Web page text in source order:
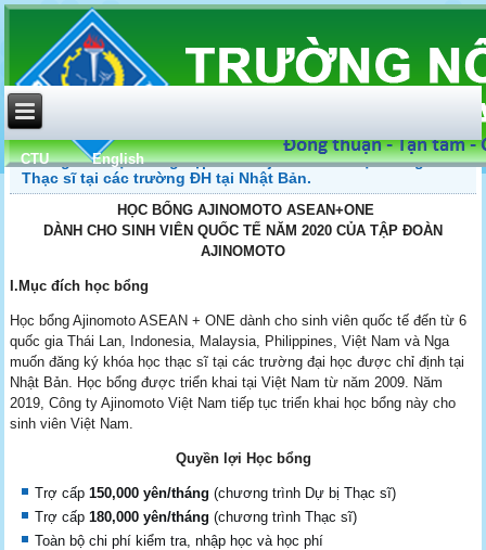
CTU English
Thông báo học bổng Tập đoàn Ajinomoto – Học bổng
Thạc sĩ tại các trường ĐH tại Nhật Bản.
HỌC BỔNG AJINOMOTO ASEAN+ONE
DÀNH CHO SINH VIÊN QUỐC TẾ NĂM 2020 CỦA TẬP ĐOÀN
AJINOMOTO
I.Mục đích học bổng
Học bổng Ajinomoto ASEAN + ONE dành cho sinh viên quốc tế đến từ 6
quốc gia Thái Lan, Indonesia, Malaysia, Philippines, Việt Nam và Nga
muốn đăng ký khóa học thạc sĩ tại các trường đại học được chỉ định tại
Nhật Bản. Học bổng được triển khai tại Việt Nam từ năm 2009. Năm
2019, Công ty Ajinomoto Việt Nam tiếp tục triển khai học bổng này cho
sinh viên Việt Nam.
Quyền lợi Học bổng
Trợ cấp150,000 yên/tháng(chương trình Dự bị Thạc sĩ)
Trợ cấp180,000 yên/tháng(chương trình Thạc sĩ)
Toàn bộ chi phí kiểm tra, nhập học và học phí